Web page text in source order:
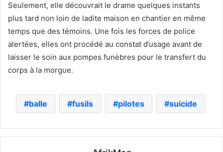
Seulement, elle découvrait le drame quelques instants
plus tard non loin de ladite maison en chantier en même
temps que des témoins. Une fois les forces de police
alertées, elles ont procédé au constat d’usage avant de
laisser le soin aux pompes funèbres pour le transfert du
corps à la morgue.
balle fusils pilotes suicide